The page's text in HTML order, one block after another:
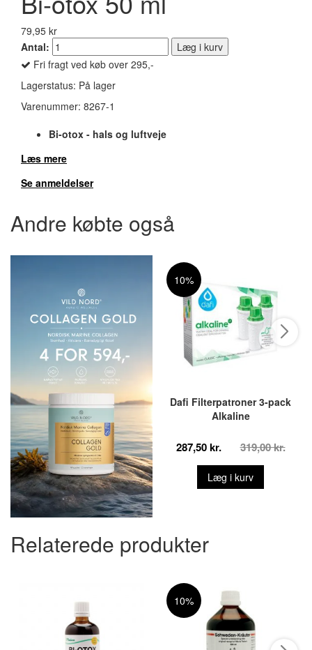
79,95 kr
Antal:
Læg i kurv
Fri fragt ved køb over 295,-
Lagerstatus: På lager
Varenummer: 8267-1
Bi-otox - hals og luftveje
Læs mere
Se anmeldelser
Andre købte også
10%
Dafi Filterpatroner 3-pack
Alkaline
287,50 kr. 319,00 kr.
Læg i kurv
Relaterede produkter
10%